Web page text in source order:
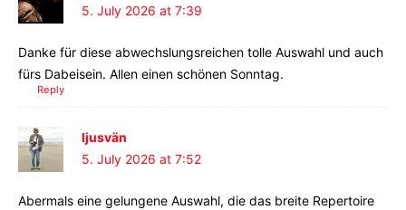
5. July 2026 at 7:39
Danke für diese abwechslungsreichen tolle Auswahl und auch
fürs Dabeisein. Allen einen schönen Sonntag.
Reply
ljusvän
5. July 2026 at 7:52
Abermals eine gelungene Auswahl, die das breite Repertoire